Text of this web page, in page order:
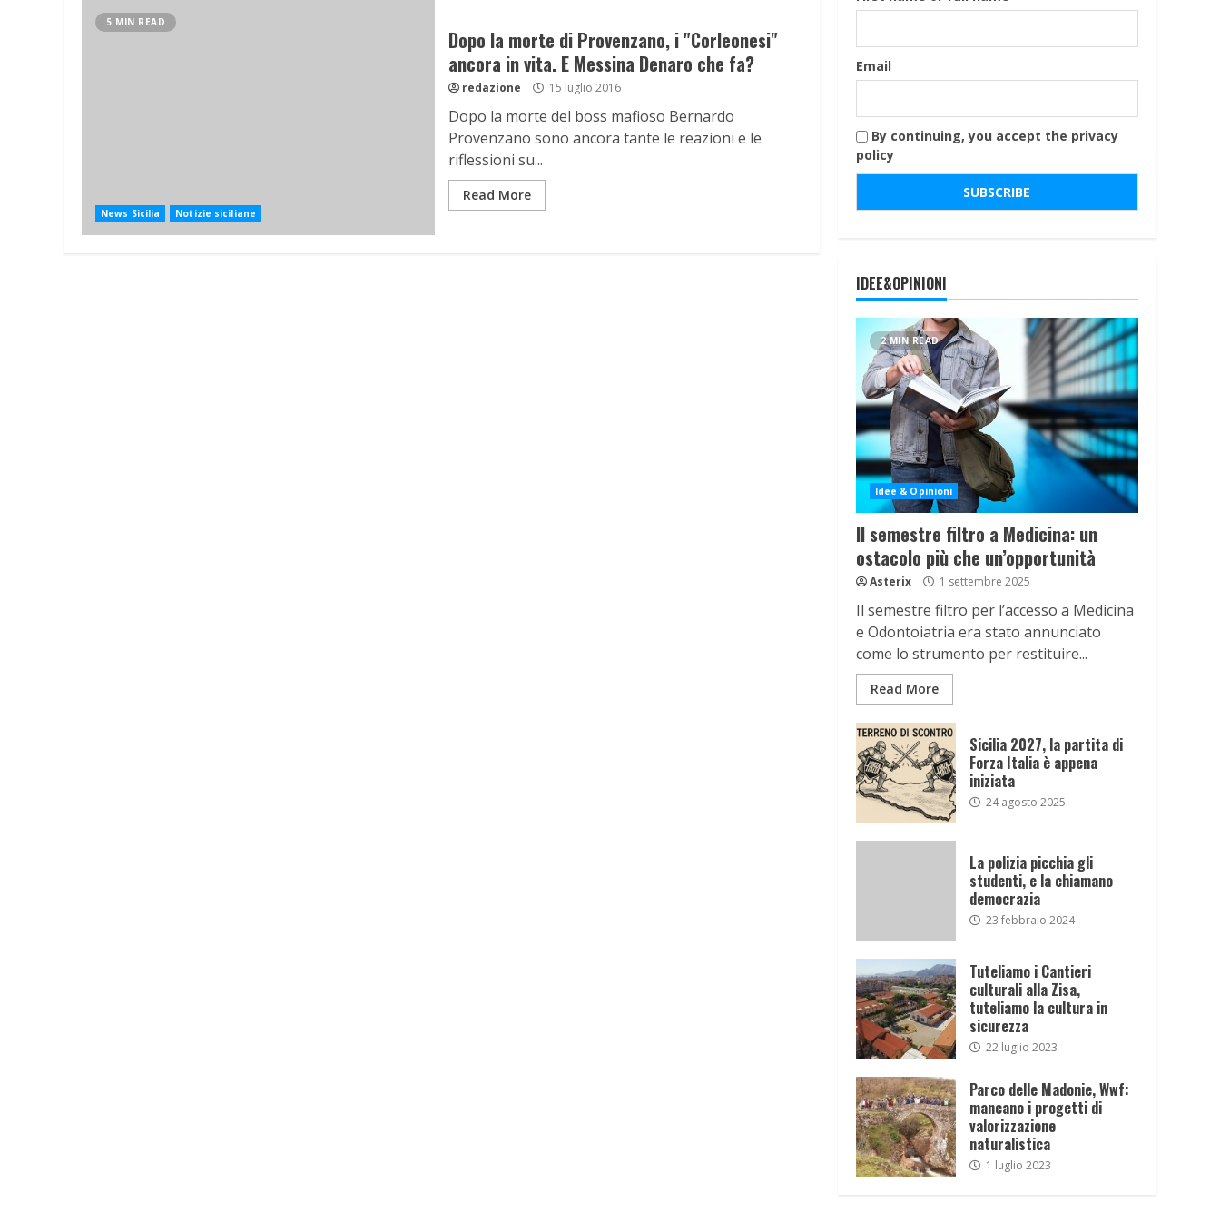
5 MIN READ
News Sicilia Notizie siciliane
Dopo la morte di Provenzano, i "Corleonesi"
ancora in vita. E Messina Denaro che fa?
redazione 15 luglio 2016
Dopo la morte del boss mafioso Bernardo
Provenzano sono ancora tante le reazioni e le
riflessioni su...
Read More
Email
By continuing, you accept the privacy
policy
IDEE&OPINIONI
2 MIN READ
Idee & Opinioni
Il semestre filtro a Medicina: un
ostacolo più che un’opportunità
Asterix 1 settembre 2025
Il semestre filtro per l’accesso a Medicina
e Odontoiatria era stato annunciato
come lo strumento per restituire...
Read More
Sicilia 2027, la partita di
Forza Italia è appena
iniziata
24 agosto 2025
La polizia picchia gli
studenti, e la chiamano
democrazia
23 febbraio 2024
Tuteliamo i Cantieri
culturali alla Zisa,
tuteliamo la cultura in
sicurezza
22 luglio 2023
Parco delle Madonie, Wwf:
mancano i progetti di
valorizzazione
naturalistica
1 luglio 2023